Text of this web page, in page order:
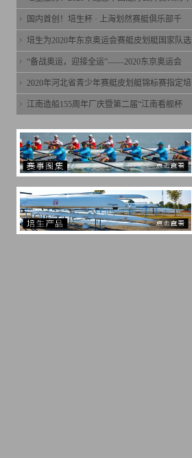
国内首创！培生杯 · 上海划然赛艇俱乐部千
培生为2020年东京奥运会赛艇皮划艇国家队选
“备战奥运，迎接全运”——2020东京奥运会
2020年河北省青少年赛艇皮划艇锦标赛指定培
江南造船155周年厂庆暨第二届“江南看舰杯